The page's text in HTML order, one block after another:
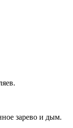
зарево и дым.